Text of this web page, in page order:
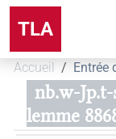
TLA
Accueil Entrée
nb.w-
lemme